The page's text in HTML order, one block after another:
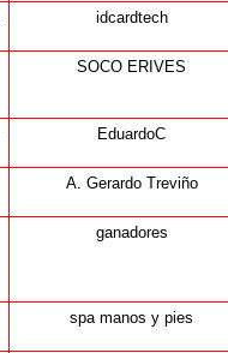
idcardtech
SOCO ERIVES
EduardoC
A. Gerardo Treviño
ganadores
spa manos y pies